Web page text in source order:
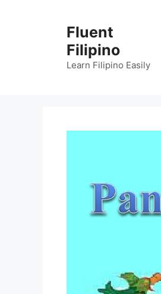
Fluent
Filipino
Learn Filipino Easily